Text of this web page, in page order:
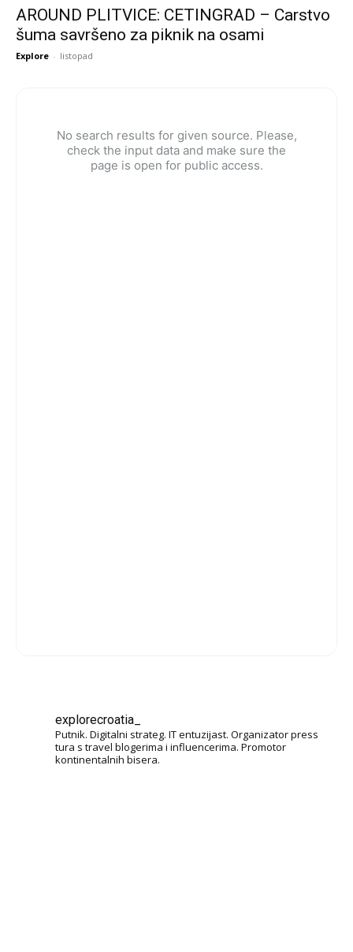
AROUND PLITVICE: CETINGRAD – Carstvo
šuma savršeno za piknik na osami
Explore - listopad
No search results for given source. Please,
check the input data and make sure the
page is open for public access.
explorecroatia_
Putnik. Digitalni strateg. IT entuzijast. Organizator press
tura s travel blogerima i influencerima. Promotor
kontinentalnih bisera.